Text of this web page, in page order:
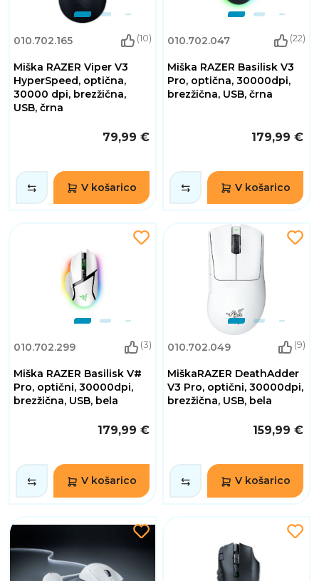
010.702.165 (10)
Miška RAZER Viper V3
HyperSpeed, optična,
30000 dpi, brezžična,
USB, črna
79,99 €
V košarico
010.702.047 (22)
Miška RAZER Basilisk V3
Pro, optična, 30000dpi,
brezžična, USB, črna
179,99 €
V košarico
010.702.299 (3)
Miška RAZER Basilisk V#
Pro, optični, 30000dpi,
brezžična, USB, bela
179,99 €
V košarico
010.702.049 (9)
MiškaRAZER DeathAdder
V3 Pro, optični, 30000dpi,
brezžična, USB, bela
159,99 €
V košarico